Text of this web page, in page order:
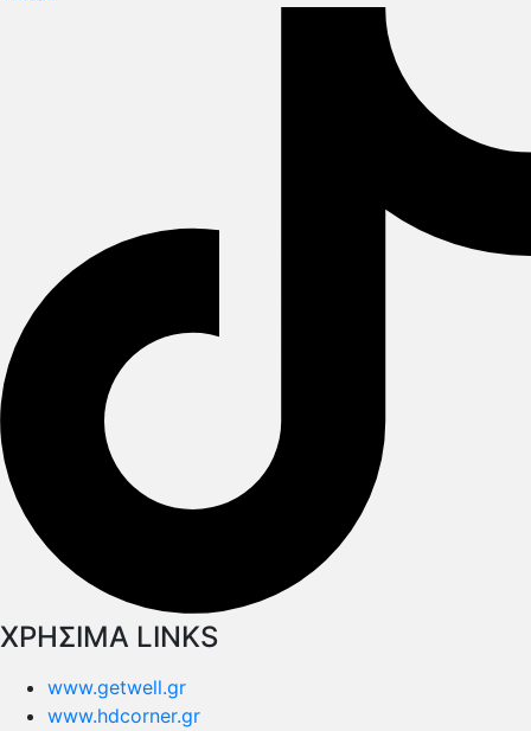
ΧΡΗΣΙΜΑ LINKS
www.getwell.gr
www.hdcorner.gr